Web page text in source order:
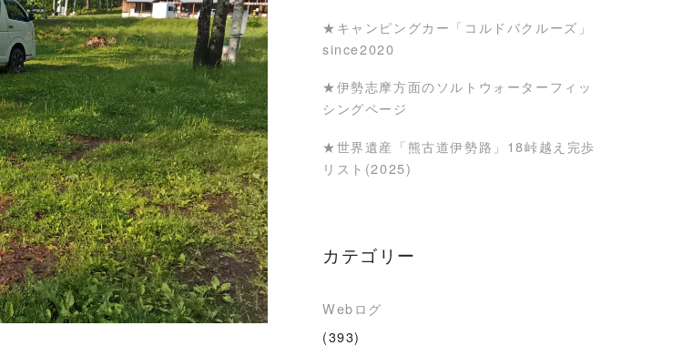
★キャンピングカー「コルドバクルーズ」
since2020
★伊勢志摩方面のソルトウォーターフィッ
シングページ
★世界遺産「熊古道伊勢路」18峠越え完歩
リスト(2025)
カテゴリー
Webログ
(393)